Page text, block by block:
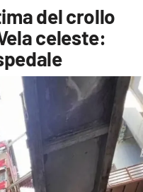
del crollo
celeste: